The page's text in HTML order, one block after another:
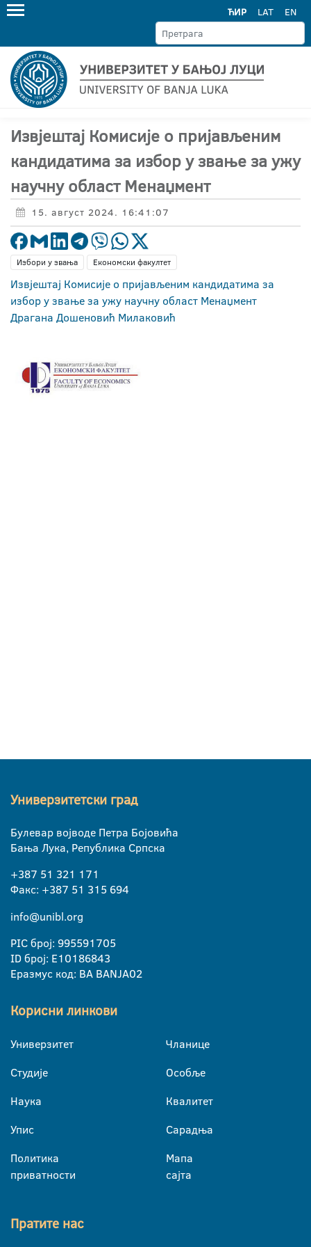
ЋИР LAT EN
Извјештај Комисије о пријављеним
кандидатима за избор у звање за ужу
научну област Менаџмент
15. август 2024. 16:41:07
Избори у звања Економски факултет
Извјештај Комисије о пријављеним кандидатима за
избор у звање за ужу научну област Менаџмент
Драгана Дошеновић Милаковић
Универзитетски град
Булевар војводе Петра Бојовића
Бања Лука, Република Српска
+387 51 321 171
Факс: +387 51 315 694
info@unibl.org
PIC број: 995591705
ID број: E10186843
Еразмус код: BA BANJA02
Корисни линкови
Универзитет
Студије
Наука
Упис
Политика
приватности
Чланице
Особље
Квалитет
Сарадња
Мапа
сајта
Пратите нас